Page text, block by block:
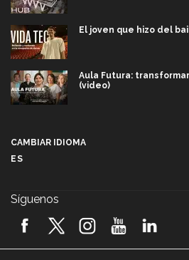
El joven que hizo del
Aula Futura:
(video)
2026! (video)
CAMBIAR IDIOMA
ES
Síguenos